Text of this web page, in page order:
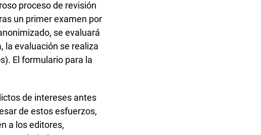
proceso de revisión
un primer examen por
se evaluará
la evaluación se realiza
El formulario para la
de intereses antes
de estos esfuerzos,
a los editores,